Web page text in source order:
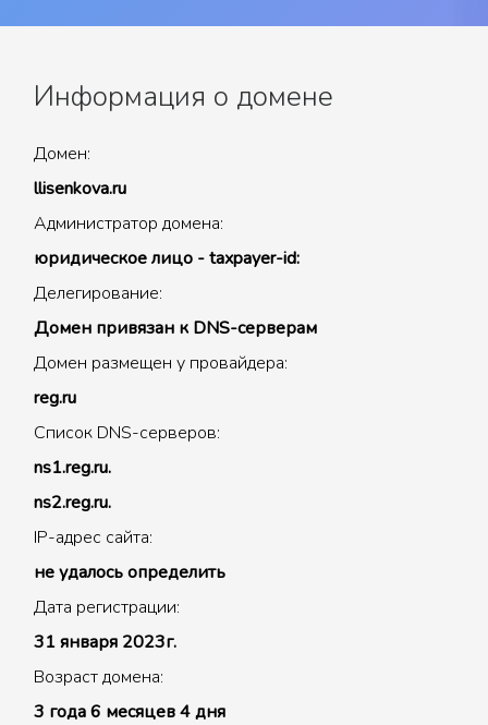
Информация о домене
Домен:
llisenkova.ru
Администратор домена:
юридическое лицо - taxpayer-id:
Делегирование:
Домен привязан к DNS-серверам
Домен размещен у провайдера:
reg.ru
Список DNS-серверов:
ns1.reg.ru.
ns2.reg.ru.
IP-адрес сайта:
не удалось определить
Дата регистрации:
31 января 2023г.
Возраст домена:
3 года 6 месяцев 4 дня